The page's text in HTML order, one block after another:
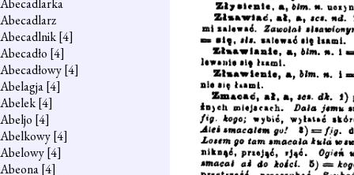
Abecadlarka
Abecadlarz
Abecadlnik[4]
Abecadło [4]
Abecadłowy[4]
Abelagja[4]
Abelek[4]
Abeljo [4]
Abelkowy[4]
Abelowy[4]
Abeona[4]